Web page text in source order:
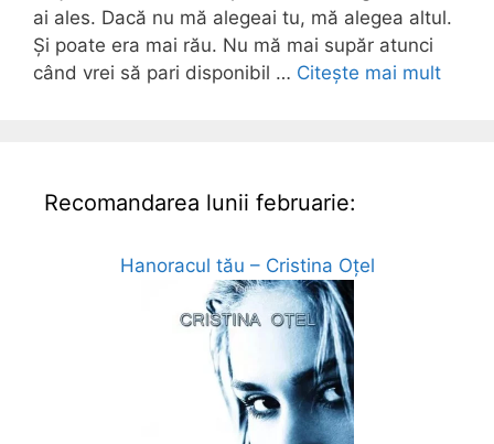
ai ales. Dacă nu mă alegeai tu, mă alegea altul.
Și poate era mai rău. Nu mă mai supăr atunci
când vrei să pari disponibil … Citește mai mult
Recomandarea lunii februarie:
Hanoracul tău – Cristina Oțel